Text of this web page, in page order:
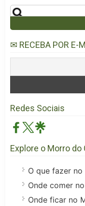
✉ RECEBA POR E-
Redes Sociais
Explore o Morro do
O que fazer
Onde comer
Onde ficar no